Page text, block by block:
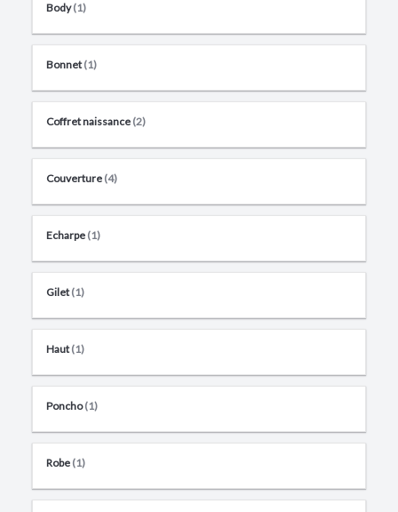
Body(1)
Bonnet(1)
Coffret naissance (2)
Couverture (4)
Echarpe (1)
Gilet(1)
Haut(1)
Poncho(1)
Robe (1)